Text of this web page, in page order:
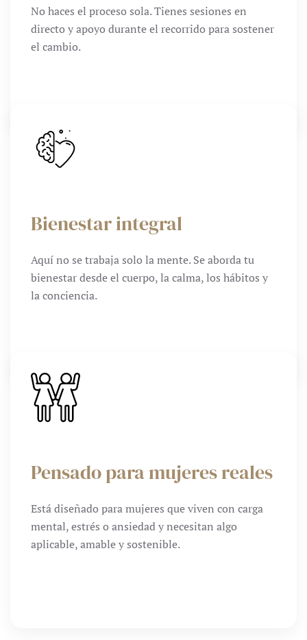
No haces el proceso sola. Tienes sesiones en
directo y apoyo durante el recorrido para sostener
el cambio.
Bienestar integral
Aquí no se trabaja solo la mente. Se aborda tu
bienestar desde el cuerpo, la calma, los hábitos y
la conciencia.
Pensado para mujeres reales
Está diseñado para mujeres que viven con carga
mental, estrés o ansiedad y necesitan algo
aplicable, amable y sostenible.